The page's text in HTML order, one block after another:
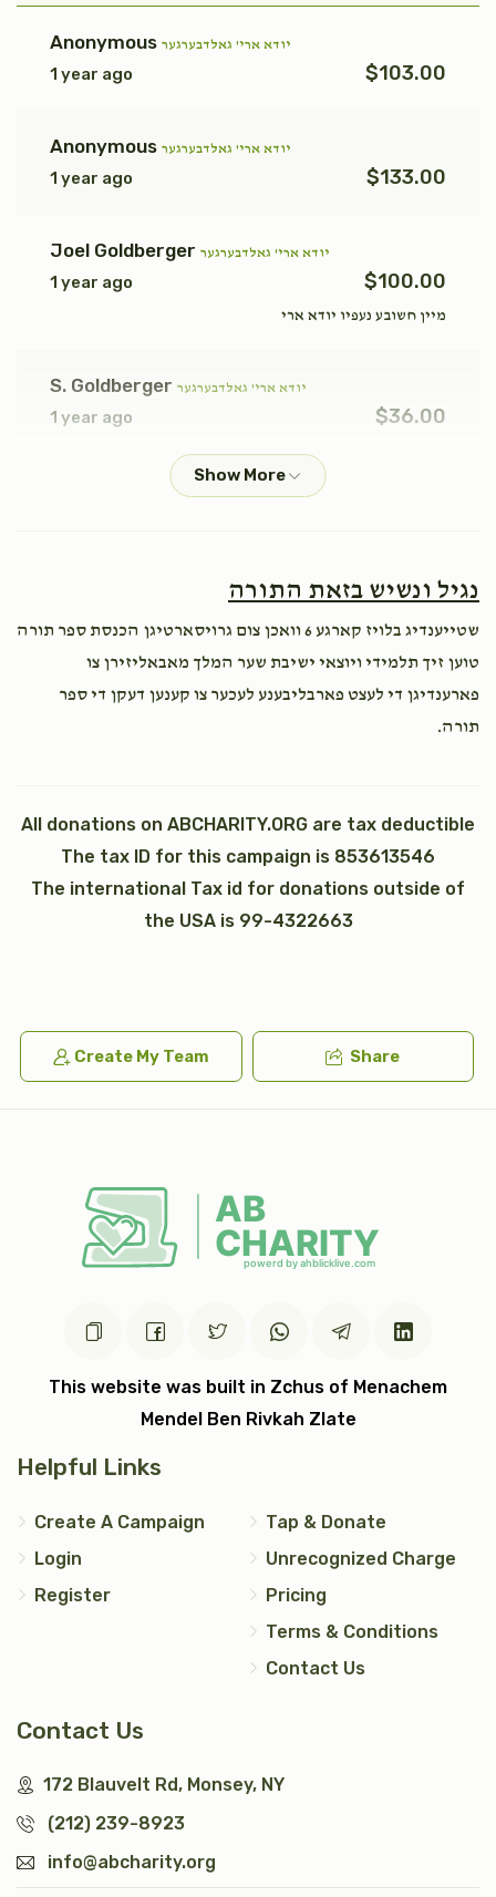
$1,800.00
$1,800.00
נצבים (פרשת התשובה)
וילך וזאת הברכה (ברכת משה רבינו)
Sold
כתר תורה כתונת (2)
עצי חיים (2) טס כסף
$1,200.00
יד כסף
$2,500.00
Anonymous יודא ארי' גאלדבערגער
1 year ago $103.00
Anonymous יודא ארי' גאלדבערגער
1 year ago $133.00
Joel Goldberger יודא ארי' גאלדבערגער
1 year ago $100.00
מיין חשובע נעפיו יודא ארי
S. Goldberger יודא ארי' גאלדבערגער
1 year ago $36.00
יודא ארי' גאלדבערגער
יודא ארי' גאלדבערגער
1 year ago $50.00
We're very proud of you בני היקר יודא ארי'. Keep it up,
Phone Donation יודא ארי' גאלדבערגער
1 year ago $36.00
נגיל ונשיש בזאת התורה
שטייענדיג בלויז קארגע 6 וואכן צום גרויסארטיגן הכנסת ספר תורה
טוען זיך תלמידי ויוצאי ישיבת שער המלך מאבאליזירן צו
פארענדיגן די לעצט פארבליבענע לעכער צו קענען דעקן די ספר
תורה.
All donations on ABCHARITY.ORG are tax deductible
The tax ID for this campaign is 853613546
The international Tax id for donations outside of
the USA is 99-4322663
Create My Team Share
This website was built in Zchus of Menachem
Mendel Ben Rivkah Zlate
Helpful Links
Create A Campaign
Login
Register
Tap & Donate
Unrecognized Charge
Pricing
Terms & Conditions
Contact Us
Contact Us
172 Blauvelt Rd, Monsey, NY
(212) 239-8923
info@abcharity.org